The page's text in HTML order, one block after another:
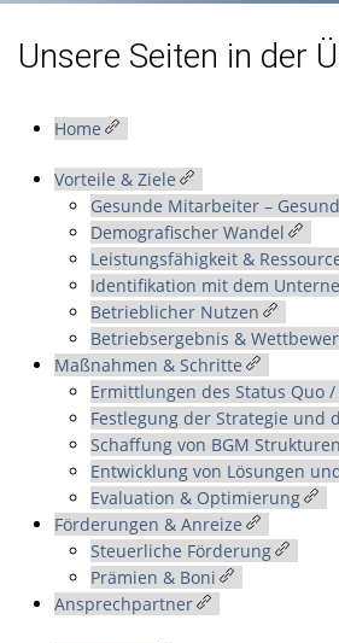
Unsere Seiten in der
Home
Vorteile & Ziele
Gesunde Mitarbeiter –
Demografischer Wandel
Leistungsfähigkeit &
Identifikation mit dem
Betrieblicher Nutzen
Betriebsergebnis &
Maßnahmen & Schritte
Ermittlungen des Status Quo
Festlegung der Strategie und
Schaffung von BGM Strukturen
Entwicklung von Lösungen
Evaluation & Optimierung
Förderungen & Anreize
Steuerliche Förderung
Prämien & Boni
Ansprechpartner